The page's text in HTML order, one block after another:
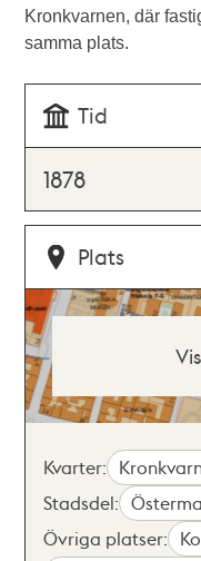
Kronkvarnen, där
samma plats.
Tid
1878
Plats
Kvarter:
Stadsdel:
Övriga platser: